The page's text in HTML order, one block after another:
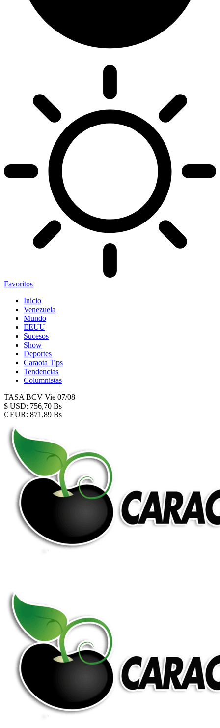
Favoritos
Inicio
Venezuela
Mundo
EEUU
Sucesos
Show
Deportes
Caraota Tips
Tendencias
Columnistas
TASA BCV Vie 07/08
$ USD: 756,70 Bs
€ EUR: 871,89 Bs